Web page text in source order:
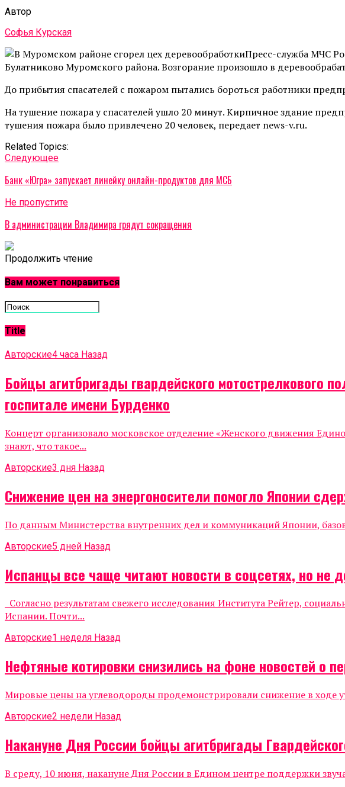
Автор
Софья Курская
Пресс-служба МЧС
Булатниково Муромского района. Возгорание произошло в
До прибытия спасателей с пожаром пытались бороться работники
На тушение пожара у спасателей ушло 20 минут. Кирпичное здание
тушения пожара было привлечено 20 человек, передает news-v.ru.
Related Topics:
Cледующее
Банк «Югра» запускает линейку онлайн-продуктов для МСБ
Не пропустите
В администрации Владимира грядут сокращения
Продолжить чтение
Вам может понравиться
Title
Авторские4 часа Назад
Бойцы агитбригады гвардейского мотострелкового
госпитале имени Бурденко
Концерт организовало московское отделение «Женского движения
знают, что такое...
Авторские3 дня Назад
Снижение цен на энергоносители помогло Японии
По данным Министерства внутренних дел и коммуникаций Японии,
Авторские5 дней Назад
Испанцы все чаще читают новости в соцсетях, но не
Согласно результатам свежего исследования Института Рейтер,
Испании. Почти...
Авторские1 неделя Назад
Нефтяные котировки снизились на фоне новостей о
Мировые цены на углеводороды продемонстрировали снижение в ходе
Авторские2 недели Назад
Накануне Дня России бойцы агитбригады
В среду, 10 июня, накануне Дня России в Едином центре поддержки